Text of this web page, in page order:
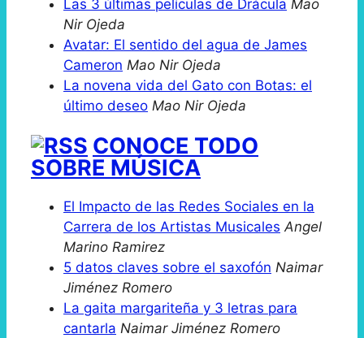
Las 3 últimas películas de Drácula Mao
Nir Ojeda
Avatar: El sentido del agua de James
Cameron Mao Nir Ojeda
La novena vida del Gato con Botas: el
último deseo Mao Nir Ojeda
CONOCE TODO
SOBRE MÚSICA
El Impacto de las Redes Sociales en la
Carrera de los Artistas Musicales Angel
Marino Ramirez
5 datos claves sobre el saxofón Naimar
Jiménez Romero
La gaita margariteña y 3 letras para
cantarla Naimar Jiménez Romero